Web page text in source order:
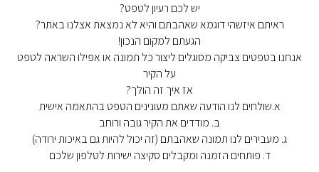
יש לכם רעיון לטפט?
ראיתם איזשהי דוגמא שאהבתם והיא לא נמצאת אצלנו באתר?
הגעתם למקום הנכון!
אנחנו בטפטים צביקה מסוגלים ליצור כל תמונה או אפילו השראה לטפט
על הקיר
אז איך זה הולך?
א.שולחים לנו הודעה שאתם מעונינים הטפט בהתאמה אישית
ב. מודדים את הקיר גובה ורוחב
ג. מעבירים לנו תמונה שאהבתם (זה יכול להיות גם באיכות ירודה)
ד. פותחים הזמנה ומקבלים סקיצה ישירות לטלפון שלכם